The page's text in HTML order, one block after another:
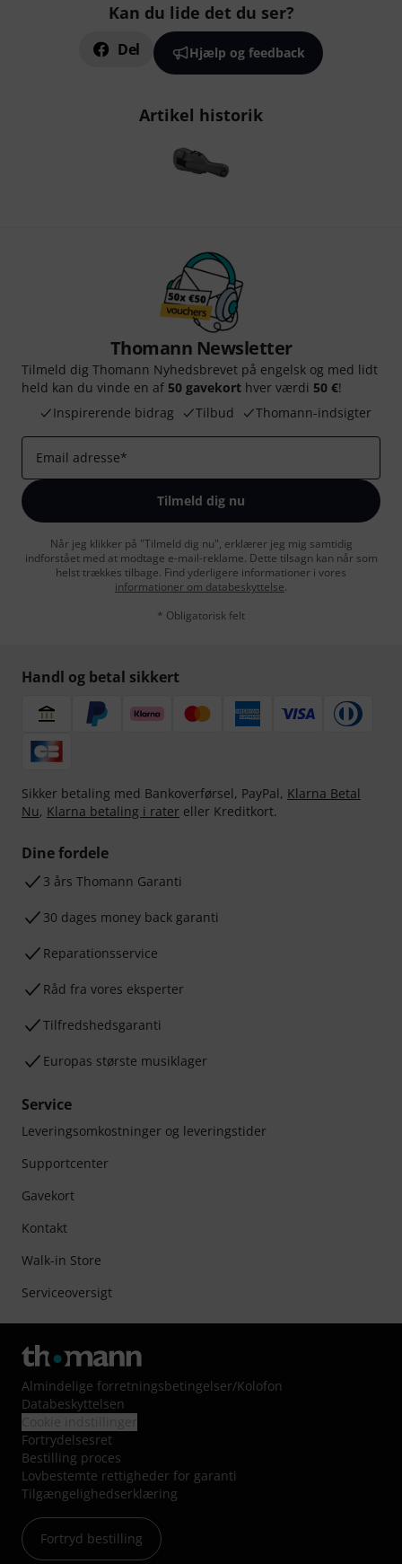
Kan du lide det du ser?
Del Hjælp og feedback
Artikel historik
Thomann Newsletter
Tilmeld dig Thomann Nyhedsbrevet på engelsk og med lidt
held kan du vinde en af 50 gavekort hver værdi 50 €!
Inspirerende bidrag
Tilbud Thomann-indsigter
Email adresse*
Tilmeld dig nu
Når jeg klikker på "Tilmeld dig nu", erklærer jeg mig samtidig
indforstået med at modtage e-mail-reklame. Dette tilsagn kan når som
helst trækkes tilbage. Find yderligere informationer i vores
informationer om databeskyttelse.
* Obligatorisk felt
Handl og betal sikkert
Sikker betaling med Bankoverførsel, PayPal, Klarna Betal
Nu, Klarna betaling i rater eller Kreditkort.
Dine fordele
3 års Thomann Garanti
30 dages money back garanti
Reparationsservice
Råd fra vores eksperter
Tilfredshedsgaranti
Europas største musiklager
Service
Leveringsomkostninger og leveringstider
Supportcenter
Gavekort
Kontakt
Walk-in Store
Serviceoversigt
Almindelige forretningsbetingelser/Kolofon
Databeskyttelsen
Fortrydelsesret
Bestilling proces
Lovbestemte rettigheder for garanti
Tilgængelighedserklæring
Fortryd bestilling